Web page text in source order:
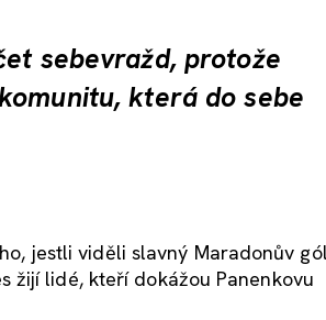
sebevražd, protože
která do sebe
jestli viděli slavný Maradonův
žijí lidé, kteří dokážou Panenkovu